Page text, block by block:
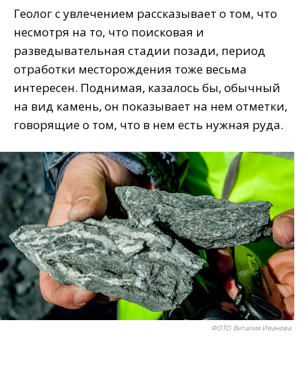
Геолог с увлечением рассказывает о том, что
несмотря на то, что поисковая и
разведывательная стадии позади, период
отработки месторождения тоже весьма
интересен. Поднимая, казалось бы, обычный
на вид камень, он показывает на нем отметки,
говорящие о том, что в нем есть нужная руда.
ФОТО Виталия Иванова